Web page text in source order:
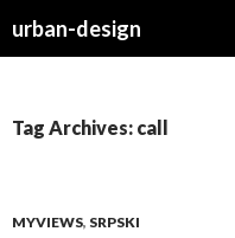
urban-design
Tag Archives: call
MYVIEWS, SRPSKI